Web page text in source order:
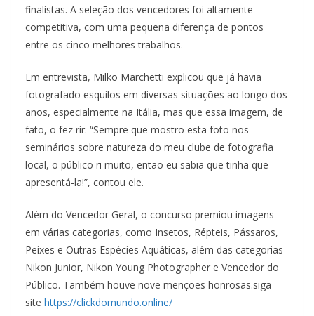
finalistas. A seleção dos vencedores foi altamente
competitiva, com uma pequena diferença de pontos
entre os cinco melhores trabalhos.
Em entrevista, Milko Marchetti explicou que já havia
fotografado esquilos em diversas situações ao longo dos
anos, especialmente na Itália, mas que essa imagem, de
fato, o fez rir. “Sempre que mostro esta foto nos
seminários sobre natureza do meu clube de fotografia
local, o público ri muito, então eu sabia que tinha que
apresentá-la!”, contou ele.
Além do Vencedor Geral, o concurso premiou imagens
em várias categorias, como Insetos, Répteis, Pássaros,
Peixes e Outras Espécies Aquáticas, além das categorias
Nikon Junior, Nikon Young Photographer e Vencedor do
Público. Também houve nove menções honrosas.siga
site https://clickdomundo.online/